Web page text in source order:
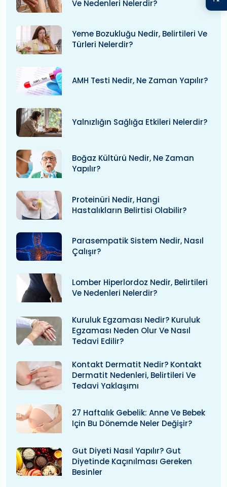
Ve Nedenleri Nelerdir?
Yeme Bozukluğu Nedir, Belirtileri Ve
Türleri Nelerdir?
AMH Testi Nedir, Ne Zaman Yapılır?
Yalnızlığın Sağlığa Etkileri Nelerdir?
Boğaz Kültürü Nedir, Ne Zaman
Yapılır?
Proteinüri Nedir, Hangi
Hastalıkların Belirtisi Olabilir?
Parasempatik Sistem Nedir, Nasıl
Çalışır?
Lomber Hiperlordoz Nedir, Belirtileri
Ve Nedenleri Nelerdir?
Kuruluk Egzaması Nedir? Kuruluk
Egzaması Neden Olur Ve Nasıl
Tedavi Edilir?
Kontakt Dermatit Nedir? Kontakt
Dermatit Nedenleri, Belirtileri Ve
Tedavi Yaklaşımı
27 Haftalık Gebelik: Anne Ve Bebek
Için Bu Dönemde Neler Değişir?
Gut Diyeti Nasıl Yapılır? Gut
Diyetinde Kaçınılması Gereken
Besinler